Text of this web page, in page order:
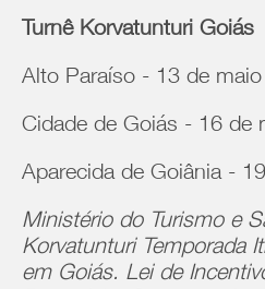
Turnê Korvatunturi Goiás
Alto Paraíso - 13 de maio
Cidade de Goiás - 16 de
Aparecida de Goiânia -
Ministério do Turismo e
Korvatunturi Temporada
em Goiás. Lei de